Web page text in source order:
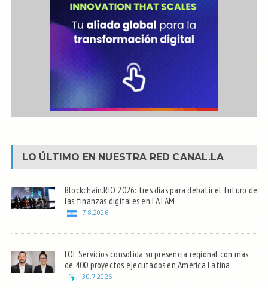
LO ÚLTIMO EN NUESTRA RED CANAL.LA
Blockchain.RIO 2026: tres días para debatir el futuro de
las finanzas digitales en LATAM
7.8.2026
LOL Servicios consolida su presencia regional con más
de 400 proyectos ejecutados en América Latina
30.7.2026